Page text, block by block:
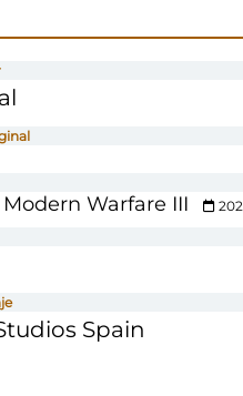
Warfare III
Spain